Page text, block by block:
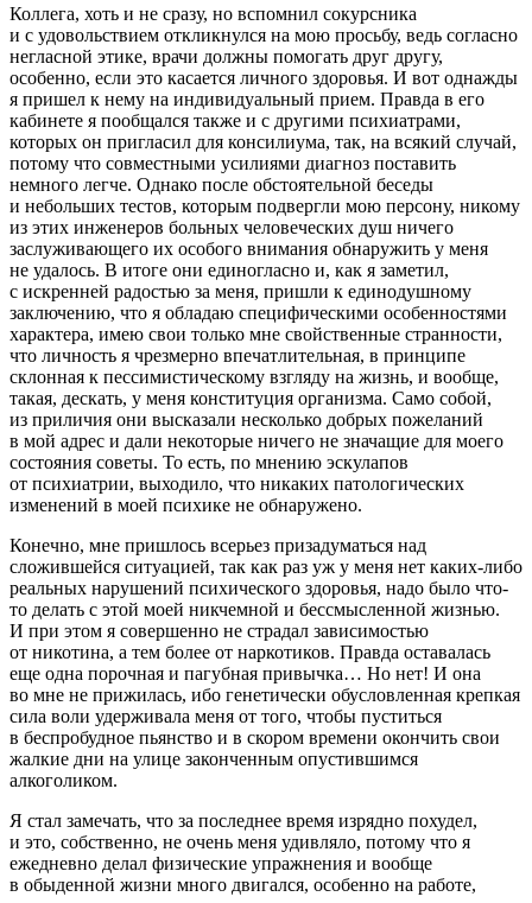
Коллега, хоть и не сразу, но вспомнил сокурсника
и с удовольствием откликнулся на мою просьбу, ведь согласно
негласной этике, врачи должны помогать друг другу,
особенно, если это касается личного здоровья. И вот однажды
я пришел к нему на индивидуальный прием. Правда в его
кабинете я пообщался также и с другими психиатрами,
которых он пригласил для консилиума, так, на всякий случай,
потому что совместными усилиями диагноз поставить
немного легче. Однако после обстоятельной беседы
и небольших тестов, которым подвергли мою персону, никому
из этих инженеров больных человеческих душ ничего
заслуживающего их особого внимания обнаружить у меня
не удалось. В итоге они единогласно и, как я заметил,
с искренней радостью за меня, пришли к единодушному
заключению, что я обладаю специфическими особенностями
характера, имею свои только мне свойственные странности,
что личность я чрезмерно впечатлительная, в принципе
склонная к пессимистическому взгляду на жизнь, и вообще,
такая, дескать, у меня конституция организма. Само собой,
из приличия они высказали несколько добрых пожеланий
в мой адрес и дали некоторые ничего не значащие для моего
состояния советы. То есть, по мнению эскулапов
от психиатрии, выходило, что никаких патологических
изменений в моей психике не обнаружено.
Конечно, мне пришлось всерьез призадуматься над
сложившейся ситуацией, так как раз уж у меня нет каких-либо
реальных нарушений психического здоровья, надо было что-
то делать с этой моей никчемной и бессмысленной жизнью.
И при этом я совершенно не страдал зависимостью
от никотина, а тем более от наркотиков. Правда оставалась
еще одна порочная и пагубная привычка… Но нет! И она
во мне не прижилась, ибо генетически обусловленная крепкая
сила воли удерживала меня от того, чтобы пуститься
в беспробудное пьянство и в скором времени окончить свои
жалкие дни на улице законченным опустившимся
алкоголиком.
Я стал замечать, что за последнее время изрядно похудел,
и это, собственно, не очень меня удивляло, потому что я
ежедневно делал физические упражнения и вообще
в обыденной жизни много двигался, особенно на работе,